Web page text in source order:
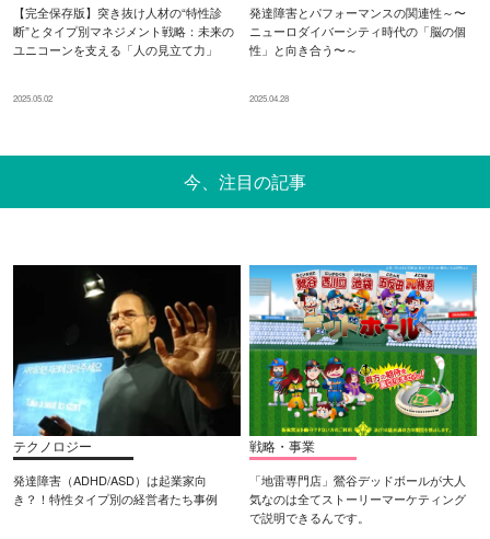
【完全保存版】突き抜け人材の“特性診
断”とタイプ別マネジメント戦略：未来の
ユニコーンを支える「人の見立て力」
2025.05.02
発達障害とパフォーマンスの関連性～〜
ニューロダイバーシティ時代の「脳の個
性」と向き合う〜～
2025.04.28
今、注目の記事
テクノロジー
発達障害（ADHD/ASD）は起業家向
き？！特性タイプ別の経営者たち事例
戦略・事業
「地雷専門店」鶯谷デッドボールが大人
気なのは全てストーリーマーケティング
で説明できるんです。